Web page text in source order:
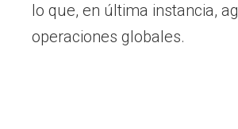
lo que, en última instancia,
operaciones globales.